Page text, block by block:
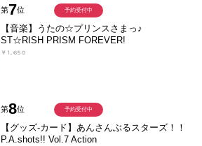
第7位
【音楽】うたの☆プリンスさまっ♪
ST☆RISH PRISM FOREVER!
￥1,650
予約受付中
第8位
【グッズ-カード】あんさんぶるスターズ！！
P.A.shots!! Vol.7 Action
予約受付中